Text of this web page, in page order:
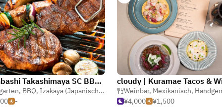
Nihonbashi Takashimaya SC BBQ BEER GARDEN
, BBQ, Izakaya (Japanische Taverne)
-
cloudy | Kuramae Tacos &
Weinbar, Mexikanisch,
¥4,000
¥1,500